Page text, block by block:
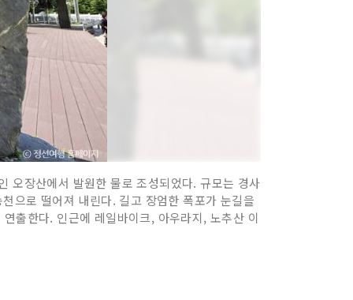
오장산에서 발원한 물로 조성되었다. 규모는 경사
으로 떨어져 내린다. 길고 장엄한 폭포가 눈길을
출한다. 인근에 레일바이크, 아우라지, 노추산 이